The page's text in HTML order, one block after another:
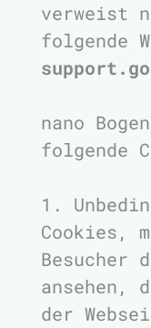
verweist
folgende
nano
folgende
1.
Cookies,
Besucher
ansehen,
der